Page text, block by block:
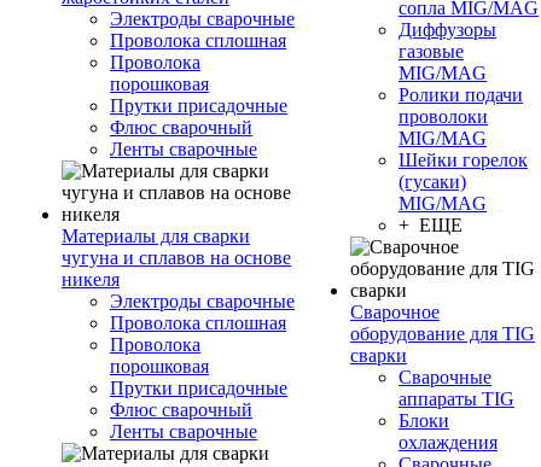
Электроды сварочные
Проволока сплошная
Проволока
порошковая
Прутки присадочные
Флюс сварочный
Ленты сварочные
Материалы для сварки
чугуна и сплавов на основе
никеля
Электроды сварочные
Проволока сплошная
Проволока
порошковая
Прутки присадочные
Флюс сварочный
Ленты сварочные
сопла MIG/MAG
Диффузоры
газовые
MIG/MAG
Ролики подачи
проволоки
MIG/MAG
Шейки горелок
(гусаки)
MIG/MAG
+ ЕЩЕ
Сварочное
оборудование для TIG
сварки
Сварочные
аппараты TIG
Блоки
охлаждения